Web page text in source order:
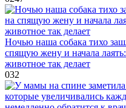
Ночью наша собака тихо
спящую жену и начала
животное так делает
032